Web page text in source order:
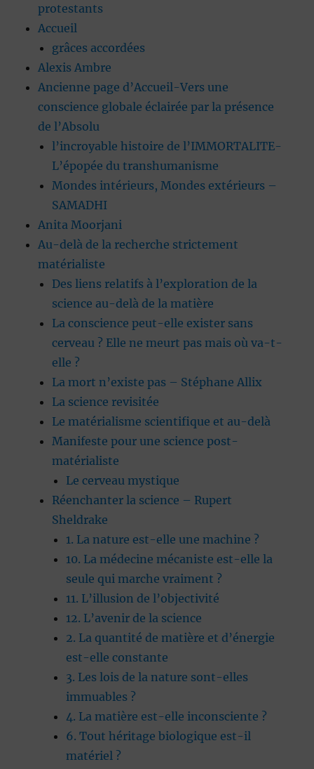
protestants
Accueil
grâces accordées
Alexis Ambre
Ancienne page d’Accueil-Vers une
conscience globale éclairée par la présence
de l’Absolu
l’incroyable histoire de l’IMMORTALITE-
L’épopée du transhumanisme
Mondes intérieurs, Mondes extérieurs –
SAMADHI
Anita Moorjani
Au-delà de la recherche strictement
matérialiste
Des liens relatifs à l’exploration de la
science au-delà de la matière
La conscience peut-elle exister sans
cerveau ? Elle ne meurt pas mais où va-t-
elle ?
La mort n’existe pas – Stéphane Allix
La science revisitée
Le matérialisme scientifique et au-delà
Manifeste pour une science post-
matérialiste
Le cerveau mystique
Réenchanter la science – Rupert
Sheldrake
1. La nature est-elle une machine ?
10. La médecine mécaniste est-elle la
seule qui marche vraiment ?
11. L’illusion de l’objectivité
12. L’avenir de la science
2. La quantité de matière et d’énergie
est-elle constante
3. Les lois de la nature sont-elles
immuables ?
4. La matière est-elle inconsciente ?
6. Tout héritage biologique est-il
matériel ?